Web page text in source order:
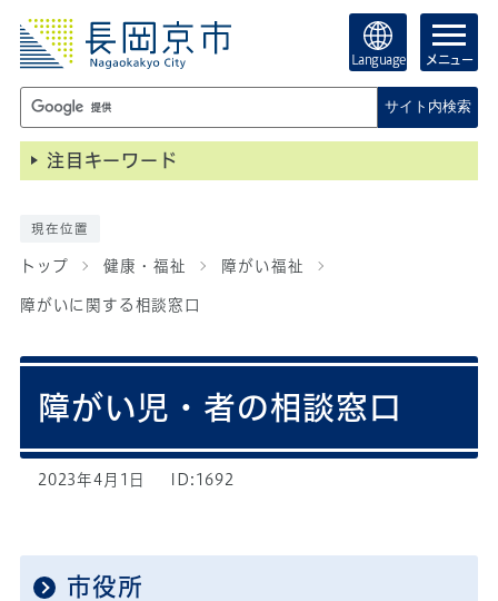
Language メニュー
サイト内検索
注目キーワード
現在位置
トップ 健康・福祉 障がい福祉
障がいに関する相談窓口
障がい児・者の相談窓口
2023年4月1日 ID:1692
市役所